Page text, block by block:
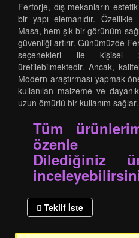
Ferforje, dış mekanların
bir yapı elemanıdır. Özellikle
Masa, hem şık bir görünüm
güvenliği artırır. Günümüzde
seçenekleri ile kişisel
üretilebilmektedir. Ancak,
Modern araştırması yapmak
kullanılan malzeme ve
uzun ömürlü bir kullanım sağlar.
Tüm
özenle
Dilediğiniz
Teklif İste